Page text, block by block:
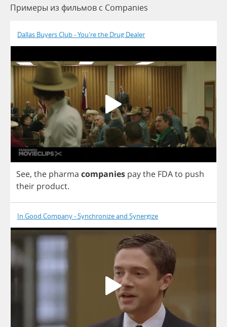
Примеры из фильмов c Companies
Dallas Buyers Club - You're the Drug Dealer
See, the pharma companies paythe FDAto push
their product.
In Good Company - Synchronize and Synergize